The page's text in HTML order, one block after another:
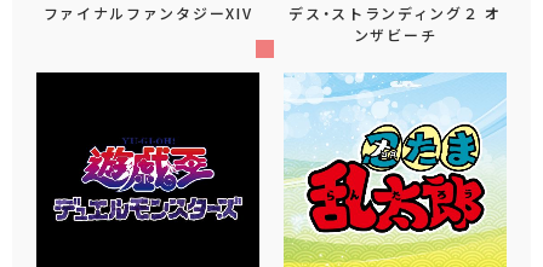
ファイナルファンタジーXIV
デス・ストランディング２ オ
ンザビーチ